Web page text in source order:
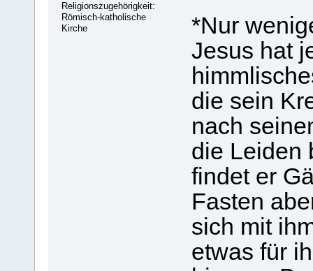
Religionszugehörigkeit:
Römisch-katholische
Kirche
*Nur
Jesus hat
die sein
nach
die Leiden
findet er
Fasten
sich mit
etwas für